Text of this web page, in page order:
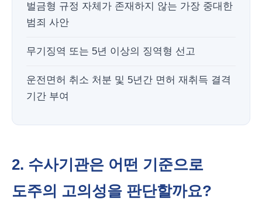
벌금형 규정 자체가 존재하지 않는 가장 중대한
범죄 사안
무기징역 또는 5년 이상의 징역형 선고
운전면허 취소 처분 및 5년간 면허 재취득 결격
기간 부여
2. 수사기관은 어떤 기준으로
도주의 고의성을 판단할까요?